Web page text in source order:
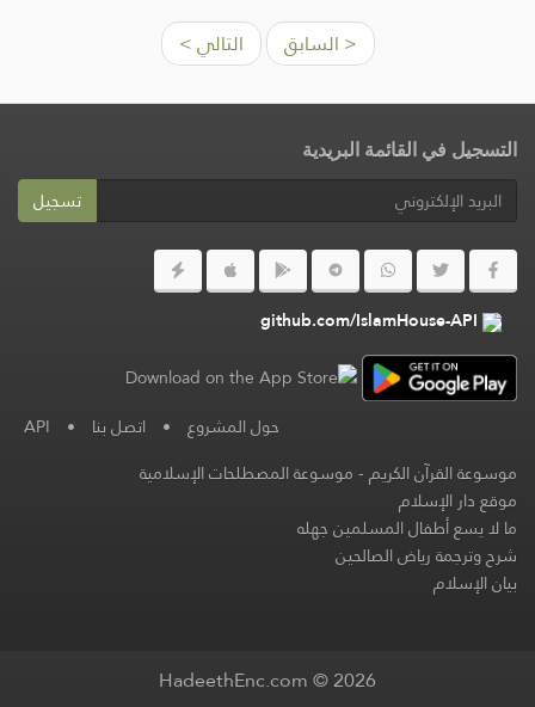
< السابق التالي >
التسجيل في القائمة البريدية
تسجيل
github.com/IslamHouse-API
حول المشروع • اتصل بنا •
API
موسوعة القرآن الكريم-موسوعة المصطلحات الإسلامية
موقع دار الإسلام
ما لا يسع أطفال المسلمين جهله
شرح وترجمة رياض الصالحين
بيان الإسلام
HadeethEnc.com © 2026